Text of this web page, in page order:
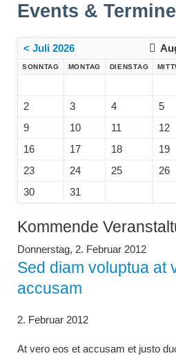
Events & Termine
< Juli 2026
SONNTAG MONTAG DIENSTAG
2 3 4 5
9
10 11 12
16
17 18 19
23
24 25 26
30
31
Kommende
Donnerstag, 2. Februar 2012
Sed diam voluptua at
accusam
2. Februar 2012
At vero eos et accusam et justo